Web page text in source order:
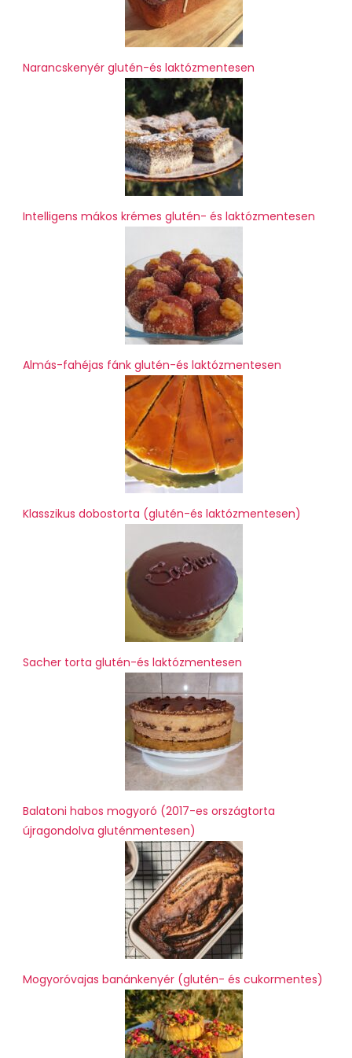
Narancskenyér glutén-és laktózmentesen
Intelligens mákos krémes glutén- és laktózmentesen
Almás-fahéjas fánk glutén-és laktózmentesen
Klasszikus dobostorta (glutén-és laktózmentesen)
Sacher torta glutén-és laktózmentesen
Balatoni habos mogyoró (2017-es országtorta
újragondolva gluténmentesen)
Mogyoróvajas banánkenyér (glutén- és cukormentes)